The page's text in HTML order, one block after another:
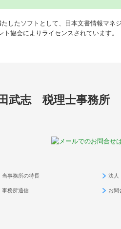
したソフトとして、日本文書情報マネ
協会によりライセンスされています。
当事務所の特長 法人
事務所通信 お問